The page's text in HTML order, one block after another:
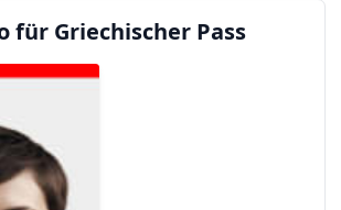
für Griechischer Pass